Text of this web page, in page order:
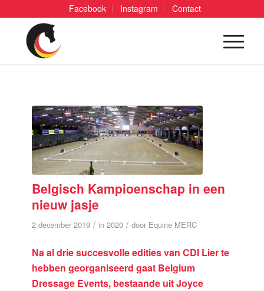
Facebook Instagram Contact
Belgisch Kampioenschap in een
nieuw jasje
2 december 2019 / in 2020 / door Equine MERC
Na al drie succesvolle edities van CDI Lier te
hebben georganiseerd gaat Belgium
Dressage Events, bestaande uitJoyce